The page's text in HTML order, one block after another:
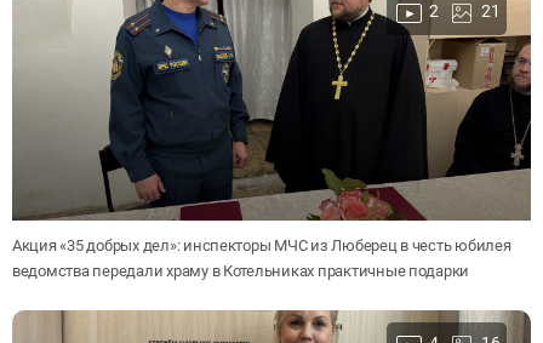
2 21
Акция «35 добрых дел»: инспекторы МЧС из Люберец в честь юбилея
ведомства передали храму в Котельниках практичные подарки